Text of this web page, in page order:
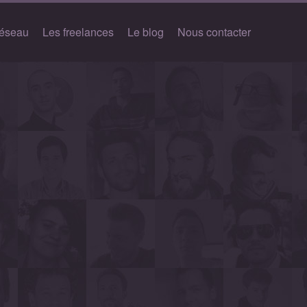
Les freelances Le blog Nous contacter